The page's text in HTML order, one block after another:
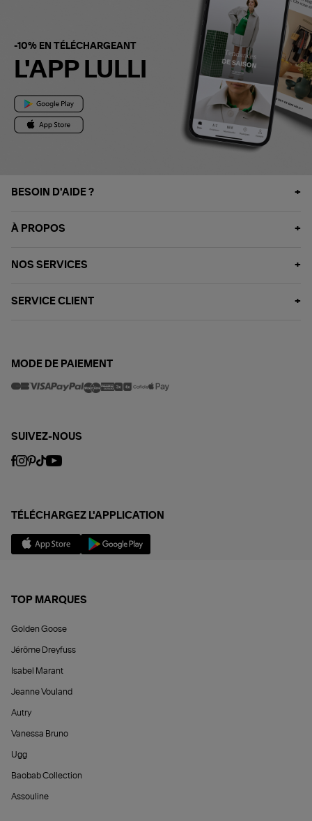
-10% EN TÉLÉCHARGEANT
L'APP LULLI
BESOIN D'AIDE ?
À PROPOS
NOS SERVICES
SERVICE CLIENT
MODE DE PAIEMENT
SUIVEZ-NOUS
TÉLÉCHARGEZ L'APPLICATION
TOP MARQUES
Golden Goose
Jérôme Dreyfuss
Isabel Marant
Jeanne Vouland
Autry
Vanessa Bruno
Ugg
Baobab Collection
Assouline